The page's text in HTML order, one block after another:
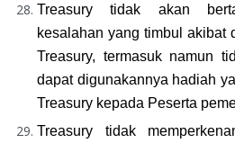
Treasury tidak akan
kesalahan yang timbul akibat
Treasury, termasuk namun
dapat digunakannya hadiah
Treasury kepada Peserta
Treasury tidak